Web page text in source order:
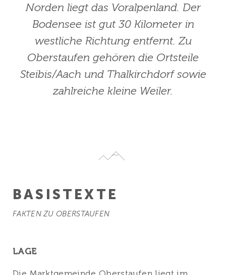
Norden liegt das Voralpenland. Der
Bodensee ist gut 30 Kilometer in
westliche Richtung entfernt. Zu
Oberstaufen gehören die Ortsteile
Steibis/Aach und Thalkirchdorf sowie
zahlreiche kleine Weiler.
BASISTEXTE
FAKTEN ZU OBERSTAUFEN
LAGE